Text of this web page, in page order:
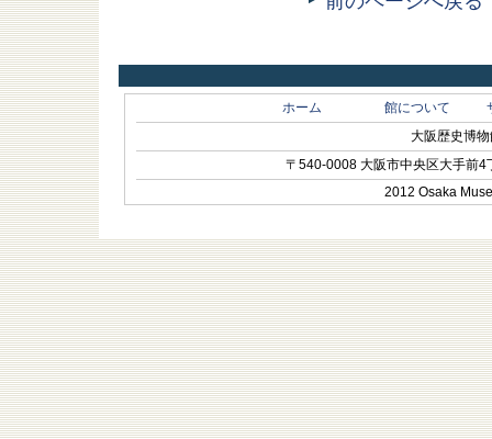
ホーム 館について
大阪歴史博
〒540-0008 大阪市中央区大手
2012 Osaka